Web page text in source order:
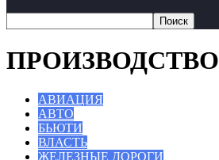
ПРОИЗВОДСТВО
АВИАЦИЯ
АВТО
БЬЮТИ
ВЛАСТЬ
ЖЕЛЕЗНЫЕ ДОРОГИ